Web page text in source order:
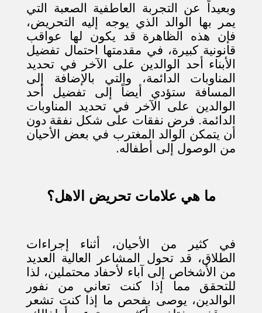
وبعيداً عن التجربة العاطفية الصعبة التي
يمر بها الوالد الذي يوجه إليه التحريض،
فإن هذه الظاهرة قد يكون لها عواقب
قانونية كبيرة، في مقدمتها احتمال تفضيل
الأبناء أحد الوالدين على الآخر في تحديد
المناوبات الدائمة، والتي بالإضافة إلى
المسافة ستؤدي أيضاً إلى تفضيل أحد
الوالدين على الآخر في تحديد المناوبات
الدائمة. فرض نفقات على شكل نفقة دون
أن يتمكن الوالد المغترب في بعض الأحيان
من الوصول إلى أطفاله.
ما هي علامات تحريض الاهل؟
في كثير من الأحيان، أثناء إجراءات
الطلاق، قد تحول المشاعر العالية العديد
من الأشخاص إلى آباء لأحفاد محتملين، لذا
للتحقق مما إذا كنت تعاني من نفور
الوالدين، يوصى بفحص ما إذا كنت تشعر